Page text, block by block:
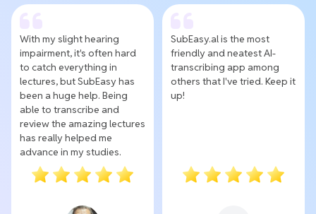
With my slight hearing
impairment, it's often hard
to catch everything in
lectures, but SubEasy has
been a huge help. Being
able to transcribe and
review the amazing lectures
has really helped me
advance in my studies.
SubEasy.al is the most
friendly and neatest AI-
transcribing app among
others that I've tried. Keep it
up!